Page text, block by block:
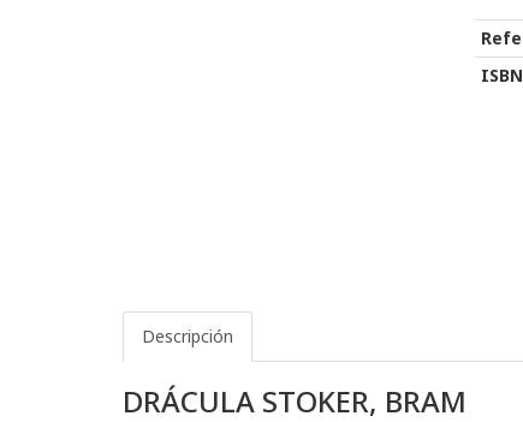
Descripción
DRÁCULA STOKER, BRAM